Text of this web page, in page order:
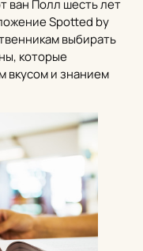
ван Полл шесть лет
Spotted by
выбирать
которые
вкусом и знанием